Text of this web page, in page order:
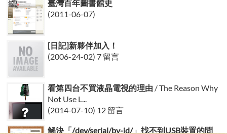
臺灣百年圖書館史
(2011-06-07)
[日記]新夥伴加入！
(2006-24-02) 7 留言
看第四台不買液晶電視的理由 / The Reason Why
Not Use L...
(2014-07-10) 12 留言
解決「/dev/serial/by-id/」找不到USB裝置的問